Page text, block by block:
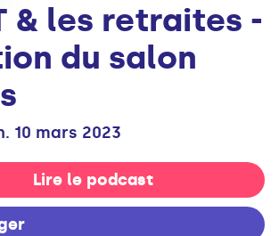
& les retraites -
du salon
10 mars 2023
Lire le podcast